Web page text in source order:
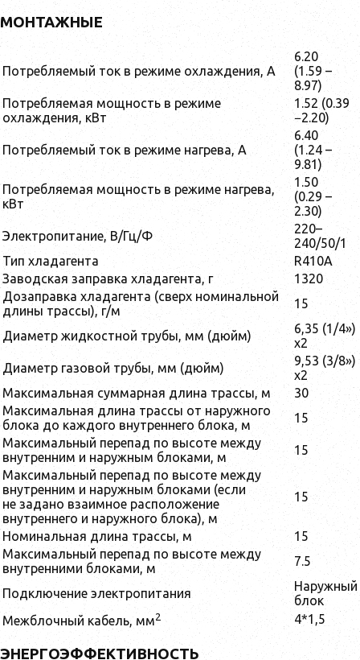
МОНТАЖНЫЕ
Потребляемый ток в режиме охлаждения, А
6.20
(1.59 –
8.97)
Потребляемая мощность в режиме
охлаждения, кВт
1.52 (0.39
−2.20)
Потребляемый ток в режиме нагрева, А
6.40
(1.24 –
9.81)
Потребляемая мощность в режиме нагрева,
кВт
1.50
(0.29 –
2.30)
Электропитание, В/Гц/Ф
220–
240/50/1
Тип хладагента
R410A
Заводская заправка хладагента, г
1320
Дозаправка хладагента (сверх номинальной
длины трассы), г/м
15
Диаметр жидкостной трубы, мм (дюйм)
6,35 (1/4»)
x2
Диаметр газовой трубы, мм (дюйм)
9,53 (3/8»)
x2
Максимальная суммарная длина трассы, м
30
Максимальная длина трассы от наружного
блока до каждого внутреннего блока, м
15
Максимальный перепад по высоте между
внутренним и наружным блоками, м
15
Максимальный перепад по высоте между
внутренним и наружным блоками (если
не задано взаимное расположение
внутреннего и наружного блока), м
15
Номинальная длина трассы, м
15
Максимальный перепад по высоте между
внутренними блоками, м
7.5
Подключение электропитания
Наружный
блок
Межблочный кабель, мм2 4*1,5
ЭНЕРГОЭФФЕКТИВНОСТЬ